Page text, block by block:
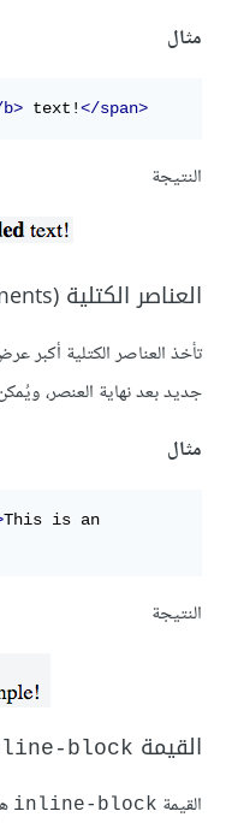
مثال
text!</span>
النتيجة
العناصر الكتلية (block elements)
تأخذ العناصر الكتلية أكبر
جديد بعد نهاية العنصر،
مثال
This is an
النتيجة
القيمة block
القيمة inline-block